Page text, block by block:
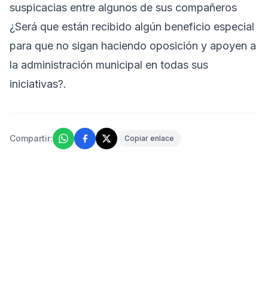
suspicacias entre algunos de sus compañeros
¿Será que están recibido algún beneficio especial
para que no sigan haciendo oposición y apoyen a
la administración municipal en todas sus
iniciativas?.
Compartir: Copiar enlace